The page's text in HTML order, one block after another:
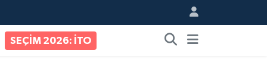
SEÇİM 2026: İTO